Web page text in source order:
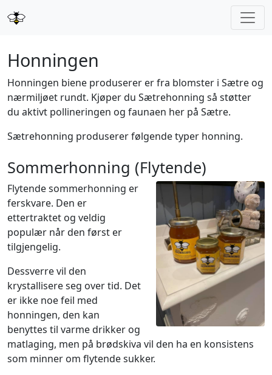
Honningen
Honningen biene produserer er fra blomster i Sætre og
nærmiljøet rundt. Kjøper du Sætrehonning så støtter
du aktivt pollineringen og faunaen her på Sætre.
Sætrehonning produserer følgende typer honning.
Sommerhonning (Flytende)
Flytende sommerhonning er
ferskvare. Den er
ettertraktet og veldig
populær når den først er
tilgjengelig.
Dessverre vil den
krystallisere seg over tid. Det
er ikke noe feil med
honningen, den kan
benyttes til varme drikker og
matlaging, men på brødskiva vil den ha en konsistens
som minner om flytende sukker.